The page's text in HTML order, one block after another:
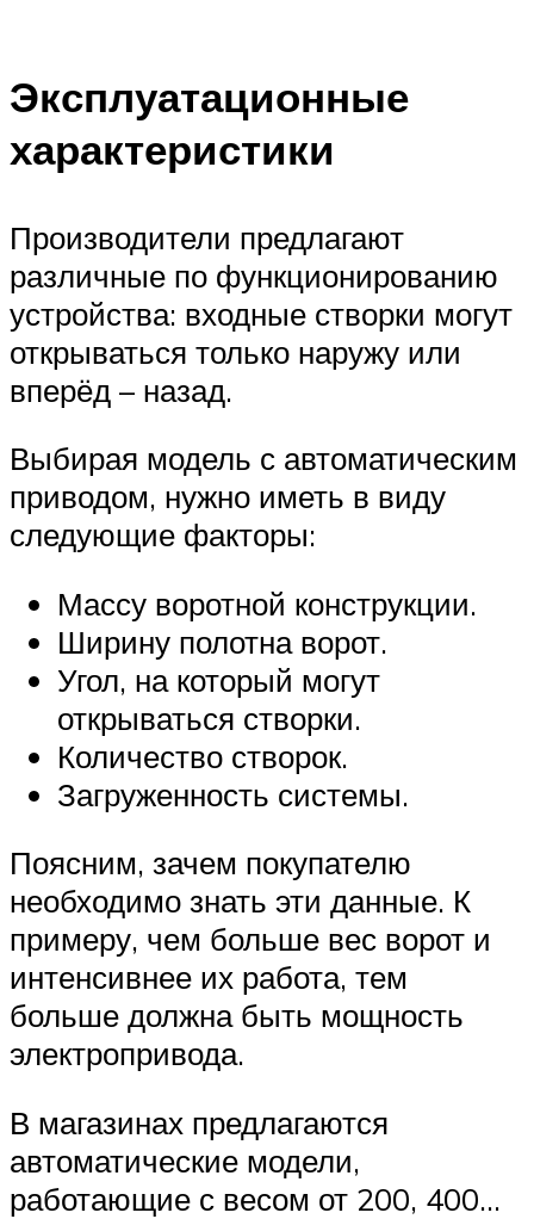
Эксплуатационные
характеристики
Производители предлагают
различные по функционированию
устройства: входные створки могут
открываться только наружу или
вперёд – назад.
Выбирая модель с автоматическим
приводом, нужно иметь в виду
следующие факторы:
Массу воротной конструкции.
Ширину полотна ворот.
Угол, на который могут
открываться створки.
Количество створок.
Загруженность системы.
Поясним, зачем покупателю
необходимо знать эти данные. К
примеру, чем больше вес ворот и
интенсивнее их работа, тем
больше должна быть мощность
электропривода.
В магазинах предлагаются
автоматические модели,
работающие с весом от 200, 400…